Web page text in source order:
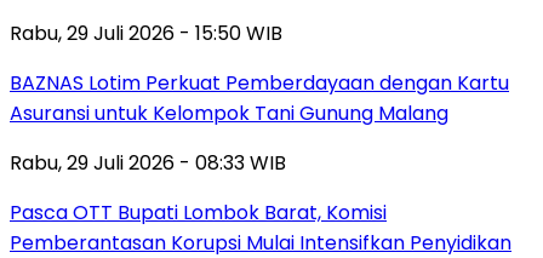
Rabu, 29 Juli 2026 - 15:50 WIB
BAZNAS Lotim Perkuat Pemberdayaan dengan Kartu
Asuransi untuk Kelompok Tani Gunung Malang
Rabu, 29 Juli 2026 - 08:33 WIB
Pasca OTT Bupati Lombok Barat, Komisi
Pemberantasan Korupsi Mulai Intensifkan Penyidikan